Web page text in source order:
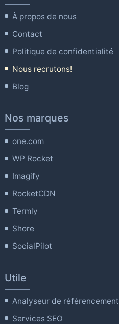
À propos de nous
Contact
Politique de confidentialité
Nous recrutons!
Blog
Nos marques
one.com
WP Rocket
Imagify
RocketCDN
Termly
Shore
SocialPilot
Utile
Analyseur de référencement
Services SEO